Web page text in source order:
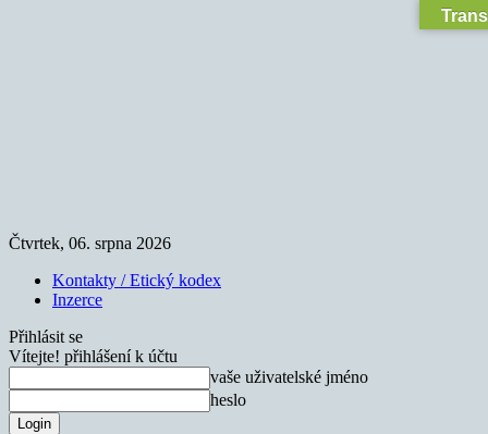
Čtvrtek, 06. srpna 2026
Kontakty / Etický kodex
Inzerce
Přihlásit se
Vítejte! přihlášení k účtu
vaše uživatelské jméno
heslo